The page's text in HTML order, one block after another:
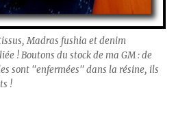
Madras fushia et denim
! Boutons du stock de ma GM : de
sont "enfermées" dans la résine, ils
!